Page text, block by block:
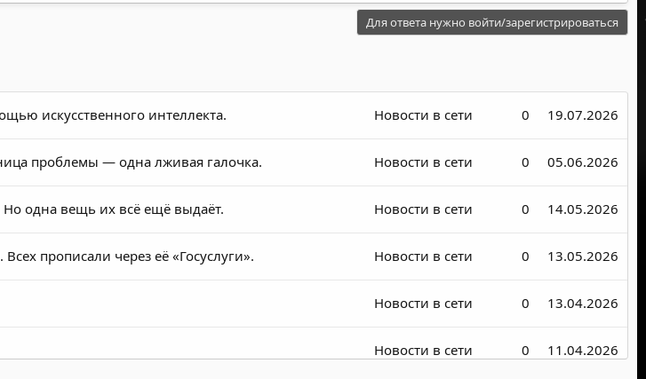
Для ответа нужно войти/зарегистрироваться
искусственного интеллекта. Новости в сети 0 19.07.2026
проблемы — одна лживая галочка. Новости в сети 0 05.06.2026
одна вещь их всё ещё выдаёт. Новости в сети 0 14.05.2026
прописали через её «Госуслуги». Новости в сети 0 13.05.2026
Новости в сети 0 13.04.2026
Новости в сети 0 11.04.2026